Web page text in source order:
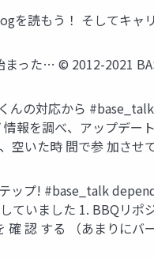
を読もう！ そしてキ
った… © 2012-2021
んの対応から
報を調べ、アップデー
空いた時 間で参 加さ
ップ! #base_talk
ていました 1. BBQリ
確 認 する （あまりに